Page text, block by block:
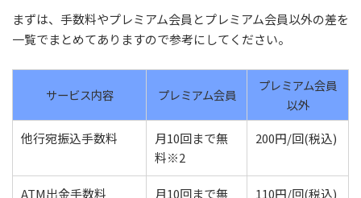
まずは、手数料やプレミアム会員とプレミアム会員以外の差を
一覧でまとめてありますので参考にしてください。
サービス内容 プレミアム会員​
プレミアム会員
以外​
他行宛振込手数料
月10回まで無
料※2
200円/回(税込)
ATM出金手数料
月10回まで無
110円/回(税込)